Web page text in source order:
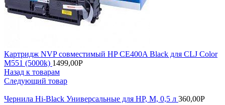
Картридж NVP совместимый HP CE400A Black для CLJ Color
M551 (5000k) 1499,00Р
Назад к товарам
Следующий товар
Чернила Hi-Black Универсальные для HP, M, 0,5 л 360,00Р